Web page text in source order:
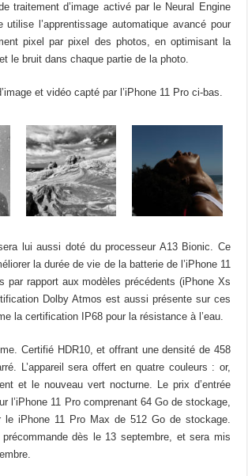
traitement d’image activé par le Neural Engine
l’apprentissage automatique avancé pour
pixel par pixel des photos, en optimisant la
le bruit dans chaque partie de la photo.
et vidéo capté par l’iPhone 11 Pro ci-bas.
lui aussi doté du processeur A13 Bionic. Ce
la durée de vie de la batterie de l’iPhone 11
par rapport aux modèles précédents (iPhone Xs
Dolby Atmos est aussi présente sur ces
la certification IP68 pour la résistance à l’eau.
Certifié HDR10, et offrant une densité de 458
L’appareil sera offert en quatre couleurs : or,
et le nouveau vert nocturne. Le prix d’entrée
l’iPhone 11 Pro comprenant 64 Go de stockage,
le iPhone 11 Pro Max de 512 Go de stockage.
précommande dès le 13 septembre, et sera mis